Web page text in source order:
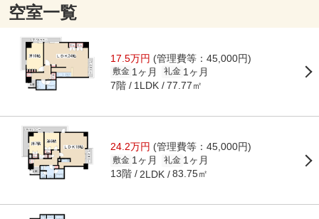
空室一覧
17.5万円 (管理費等：45,000円)
敷金 1ヶ月 礼金 1ヶ月
7階 1LDK 77.77㎡
24.2万円 (管理費等：45,000円)
敷金 1ヶ月 礼金 1ヶ月
13階 2LDK 83.75㎡